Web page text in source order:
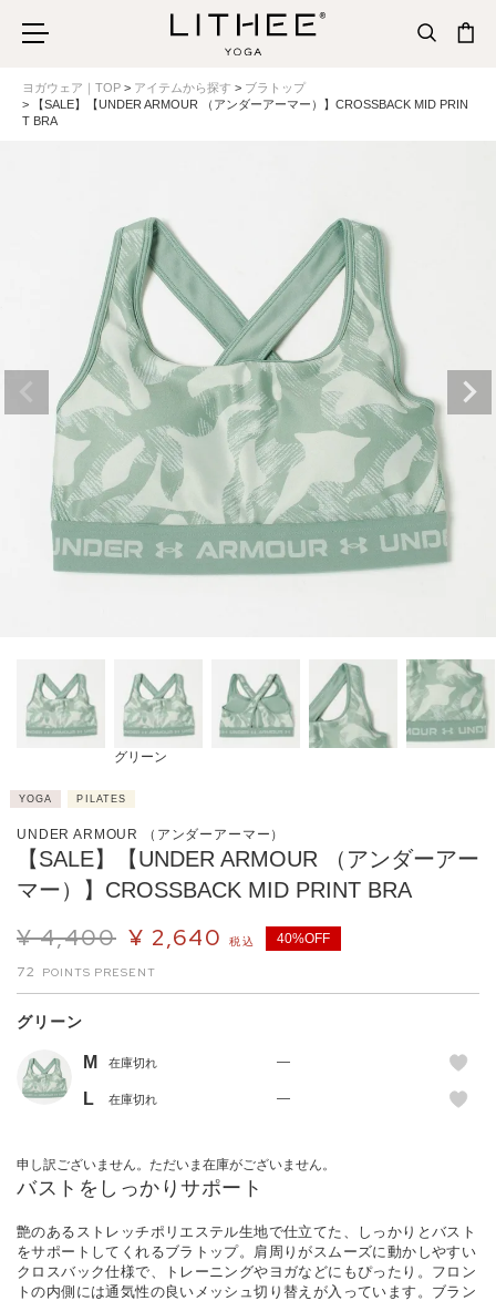
ヨガウェア｜TOP アイテムから探す
ブラトップ
【SALE】【UNDER ARMOUR （アンダーアーマー）】CROSSBACK MID PRIN
T BRA
グリーン
YOGA PILATES
UNDER ARMOUR （アンダーアーマー）
【SALE】【UNDER ARMOUR （アンダーアー
マー）】CROSSBACK MID PRINT BRA
¥ 4,400 ¥ 2,640 税込 40%OFF
72
グリーン
M 在庫切れ —
L 在庫切れ —
申し訳ございません。ただいま在庫がございません。
バストをしっかりサポート
艶のあるストレッチポリエステル生地で仕立てた、しっかりとバスト
をサポートしてくれるブラトップ。肩周りがスムーズに動かしやすい
クロスバック仕様で、トレーニングやヨガなどにもぴったり。フロン
トの内側には通気性の良いメッシュ切り替えが入っています。ブラン